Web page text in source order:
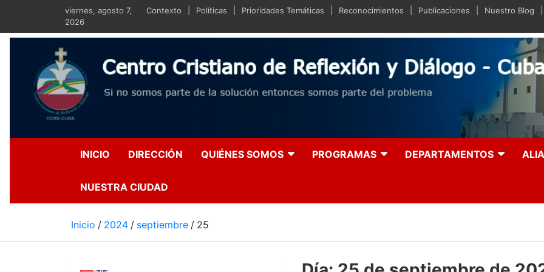
contenido
viernes, agosto 7,
2026
Contexto Políticas Prioridades Temáticas Reconocimientos Publicaciones Nuestro Blog
Centro Cristiano de Reflexión y
Si no somos parte de la solución entonces somos parte del problema
INICIO DIRECCIÓN QUIÉNES SOMOS PROGRAMAS DEPARTAMENTOS
NUESTRA CIUDAD
Inicio 2024 septiembre 25